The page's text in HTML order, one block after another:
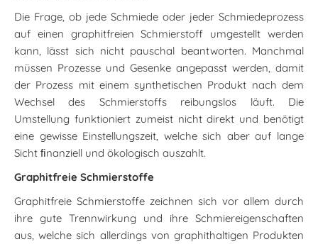
Die Frage, ob jede Schmiede oder jeder Schmiedeprozess
auf einen graphitfreien Schmierstoff umgestellt werden
kann, lässt sich nicht pauschal beantworten. Manchmal
müssen Prozesse und Gesenke angepasst werden, damit
der Prozess mit einem synthetischen Produkt nach dem
Wechsel des Schmierstoffs reibungslos läuft. Die
Umstellung funktioniert zumeist nicht direkt und benötigt
eine gewisse Einstellungszeit, welche sich aber auf lange
Sicht ﬁnanziell und ökologisch auszahlt.
Graphitfreie Schmierstoffe
Graphitfreie Schmierstoffe zeichnen sich vor allem durch
ihre gute Trennwirkung und ihre Schmiereigenschaften
aus, welche sich allerdings von graphithaltigen Produkten